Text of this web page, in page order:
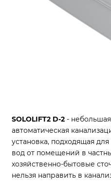
SOLOLIFT2 D-2 -
автоматическая
установка, подходящая
вод от помещений в
хозяйственно-бытовые
нельзя направить в